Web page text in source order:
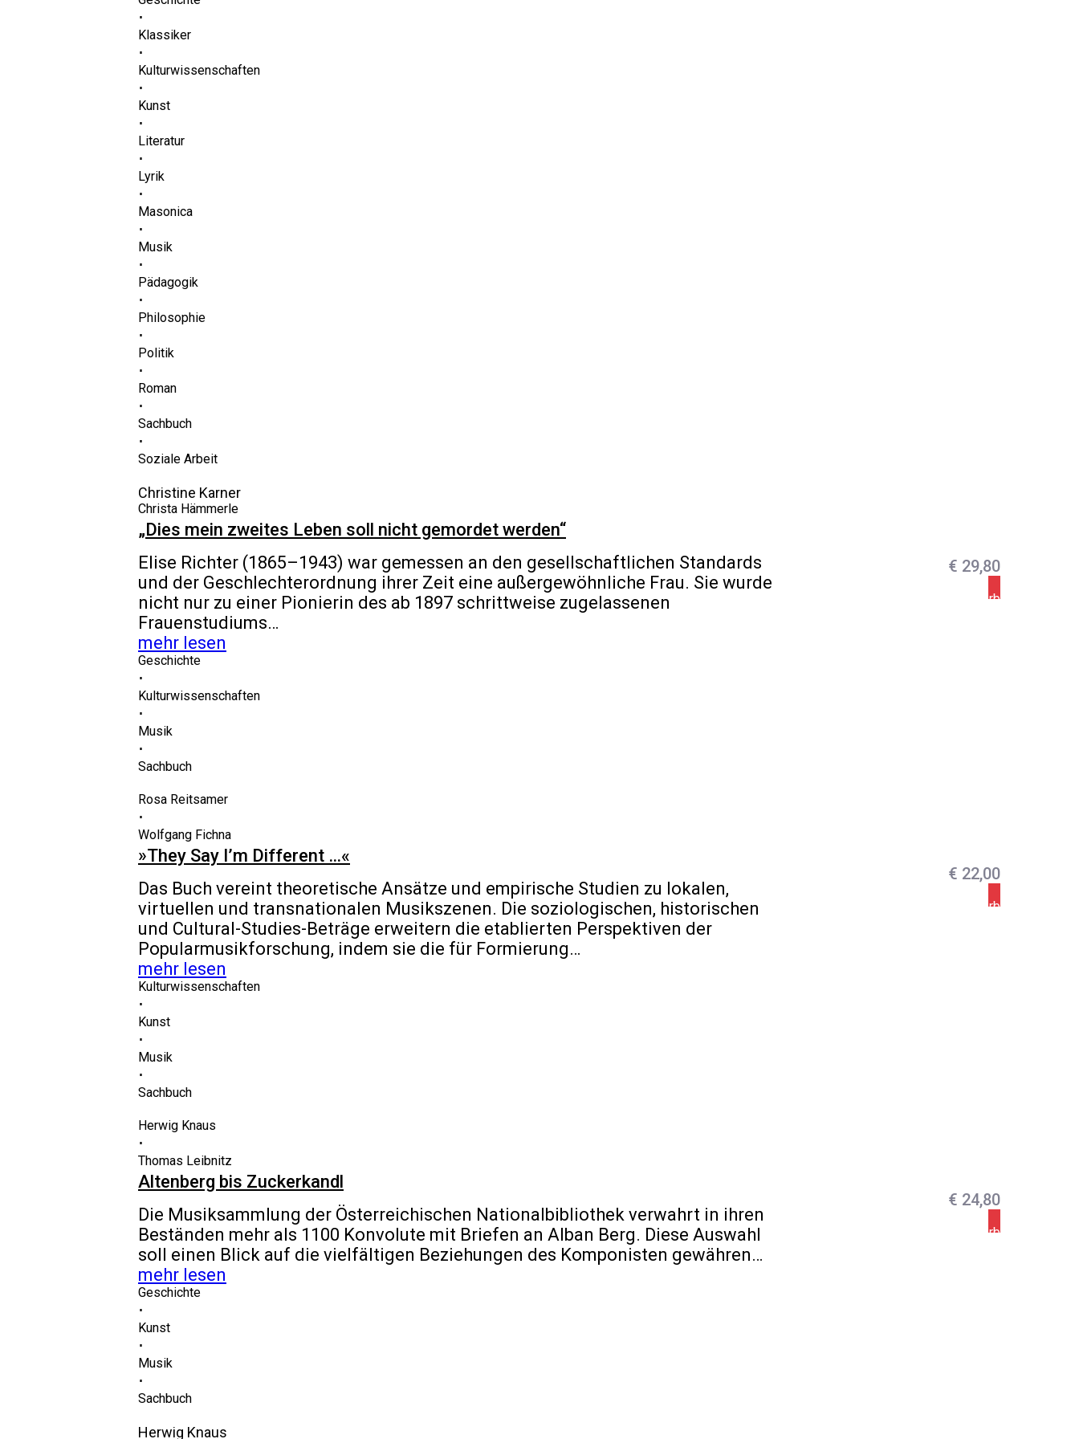
⋅
Klassiker
⋅
Kulturwissenschaften
⋅
Kunst
⋅
Literatur
⋅
Lyrik
⋅
Masonica
⋅
Musik
⋅
Pädagogik
⋅
Philosophie
⋅
Politik
⋅
Roman
⋅
Sachbuch
⋅
Soziale Arbeit
Christine Karner
Christa Hämmerle
„Dies mein zweites Leben soll nicht gemordet werden“
Elise Richter (1865–1943) war gemessen an den gesellschaftlichen Standards
und der Geschlechterordnung ihrer Zeit eine außergewöhnliche Frau. Sie wurde
nicht nur zu einer Pionierin des ab 1897 schrittweise zugelassenen
Frauenstudiums…
mehr lesen
Geschichte
⋅
Kulturwissenschaften
⋅
Musik
⋅
Sachbuch
€ 29,80
In den Warenkorb
Rosa Reitsamer
⋅
Wolfgang Fichna
»They Say I’m Different …«
Das Buch vereint theoretische Ansätze und empirische Studien zu lokalen,
virtuellen und transnationalen Musikszenen. Die soziologischen, historischen
und Cultural-Studies-Beträge erweitern die etablierten Perspektiven der
Popularmusikforschung, indem sie die für Formierung…
mehr lesen
Kulturwissenschaften
⋅
Kunst
⋅
Musik
⋅
Sachbuch
€ 22,00
In den Warenkorb
Herwig Knaus
⋅
Thomas Leibnitz
Altenberg bis Zuckerkandl
Die Musiksammlung der Österreichischen Nationalbibliothek verwahrt in ihren
Beständen mehr als 1100 Konvolute mit Briefen an Alban Berg. Diese Auswahl
soll einen Blick auf die vielfältigen Beziehungen des Komponisten gewähren…
mehr lesen
Geschichte
⋅
Kunst
⋅
Musik
⋅
Sachbuch
€ 24,80
In den Warenkorb
Herwig Knaus